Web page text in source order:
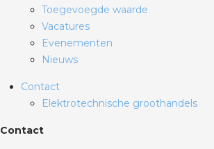
Toegevoegde waarde
Vacatures
Evenementen
Nieuws
Contact
Elektrotechnische groothandels
Contact